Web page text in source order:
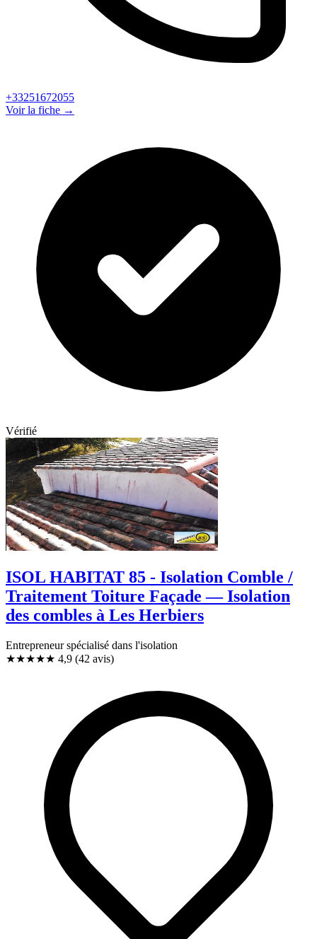
+33251672055
Voir la fiche →
Vérifié
ISOL HABITAT 85 - Isolation Comble /
Traitement Toiture Façade — Isolation
des combles à Les Herbiers
Entrepreneur spécialisé dans l'isolation
★★★★★ 4,9 (42 avis)